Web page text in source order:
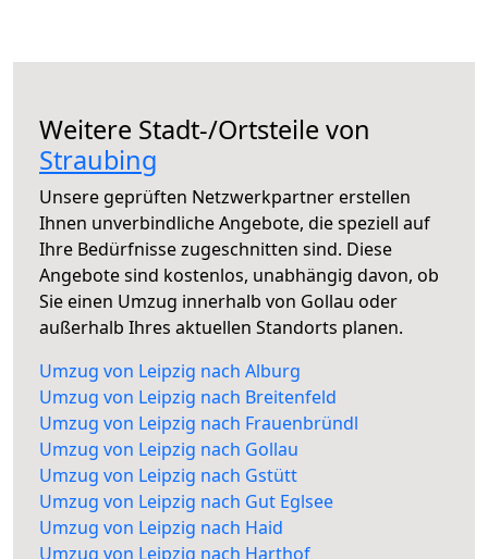
Weitere Stadt-/Ortsteile von
Straubing
Unsere geprüften Netzwerkpartner erstellen
Ihnen unverbindliche Angebote, die speziell auf
Ihre Bedürfnisse zugeschnitten sind. Diese
Angebote sind kostenlos, unabhängig davon, ob
Sie einen Umzug innerhalb von Gollau oder
außerhalb Ihres aktuellen Standorts planen.
Umzug von Leipzig nach Alburg
Umzug von Leipzig nach Breitenfeld
Umzug von Leipzig nach Frauenbründl
Umzug von Leipzig nach Gollau
Umzug von Leipzig nach Gstütt
Umzug von Leipzig nach Gut Eglsee
Umzug von Leipzig nach Haid
Umzug von Leipzig nach Harthof